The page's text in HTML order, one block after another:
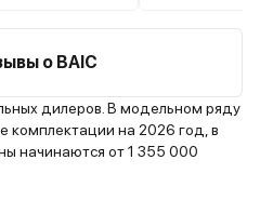
есть
и
Цена до 3
месяца
ездили
довольно
металл.
серый,
о BAIC
дилеров. В модельном ряду
комплектации на 2026 год, в
начинаются от 1 355 000